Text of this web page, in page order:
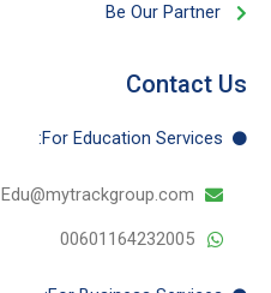
Be Our Partner​
Contact Us
For Education​ Services:
Edu@mytrackgroup.com
00601164232005